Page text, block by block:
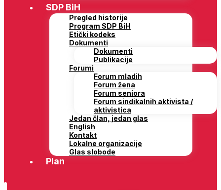
SDP BiH
Pregled historije
Program SDP BiH
Etički kodeks
Dokumenti
Dokumenti
Publikacije
Forumi
Forum mladih
Forum žena
Forum seniora
Forum sindikalnih aktivista /
aktivistica
Jedan član, jedan glas
English
Kontakt
Lokalne organizacije
Glas slobode
Plan